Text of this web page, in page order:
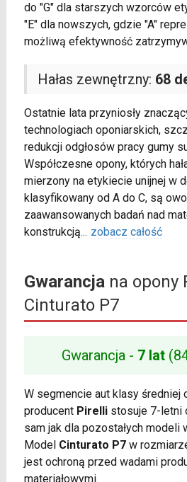
do "G" dla starszych wzorców
"E" dla nowszych, gdzie "A"
możliwą efektywność
Hałas zewnętrzny: 68
Ostatnie lata przyniosły
technologiach oponiarskich,
redukcji odgłosów pracy gumy
Współczesne opony, których
mierzony na etykiecie unijnej w
klasyfikowany od A do C, są
zaawansowanych badań nad
konstrukcją... zobacz całość
Gwarancjana opony
Cinturato P7
Gwarancja - 7 lat
W segmencie aut klasy średniej
producent Pirellistosuje 7-letni
sam jak dla pozostałych modeli
Model Cinturato P7w
jest ochroną przed wadami
materiałowymi.